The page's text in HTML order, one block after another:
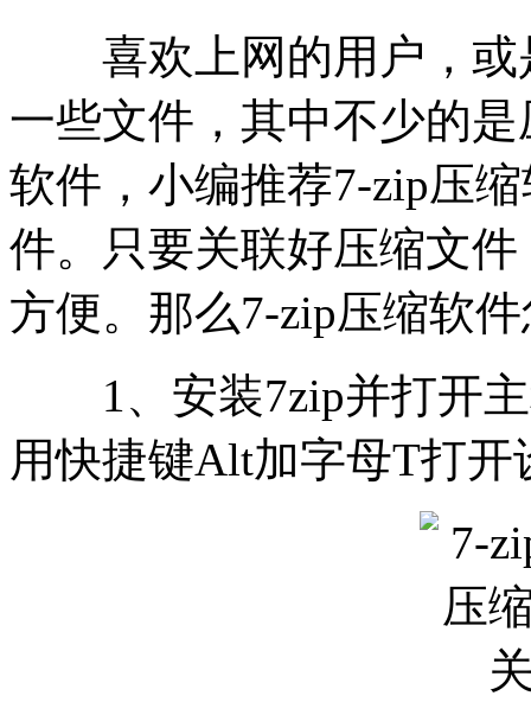
喜欢上网的用户，或
一些文件，其中不少的
软件，小编推荐7-zip压
件。只要关联好压缩文
方便。那么7-zip压缩软
1、安装7zip并打开主
用快捷键Alt加字母T打开